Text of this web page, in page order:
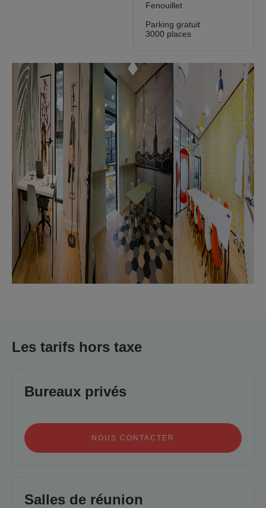
Fenouillet
Parking gratuit
3000 places
Les tarifs hors taxe
Bureaux privés
NOUS CONTACTER
Salles de réunion